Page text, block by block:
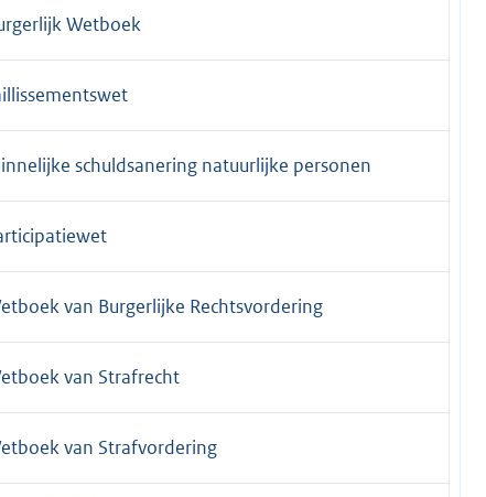
Wetboek
schuldsanering natuurlijke personen
van Burgerlijke Rechtsvordering
van Strafrecht
van Strafvordering